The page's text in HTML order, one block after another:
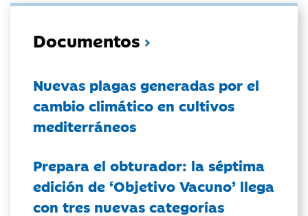
Documentos
Nuevas plagas generadas por el
cambio climático en cultivos
mediterráneos
Prepara el obturador: la séptima
edición de ‘Objetivo Vacuno’ llega
con tres nuevas categorías